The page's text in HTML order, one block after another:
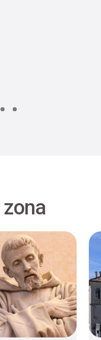
zona